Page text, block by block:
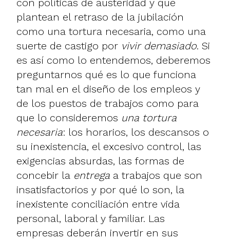
con políticas de austeridad y que
plantean el retraso de la jubilación
como una tortura necesaria, como una
suerte de castigo por vivir demasiado. Si
es así como lo entendemos, deberemos
preguntarnos qué es lo que funciona
tan mal en el diseño de los empleos y
de los puestos de trabajos como para
que lo consideremos una tortura
necesaria: los horarios, los descansos o
su inexistencia, el excesivo control, las
exigencias absurdas, las formas de
concebir la entrega a trabajos que son
insatisfactorios y por qué lo son, la
inexistente conciliación entre vida
personal, laboral y familiar. Las
empresas deberán invertir en sus